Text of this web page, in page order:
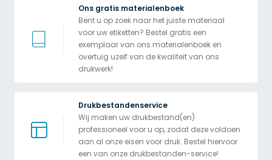
Ons gratis materialenboek
Bent u op zoek naar het juiste materiaal
voor uw etiketten? Bestel gratis een
exemplaar van ons materialenboek en
overtuig uzelf van de kwaliteit van ons
drukwerk!
Drukbestandenservice
Wij maken uw drukbestand(en)
professioneel voor u op, zodat deze voldoen
aan al onze eisen voor druk. Bestel hiervoor
een van onze drukbestanden-service!